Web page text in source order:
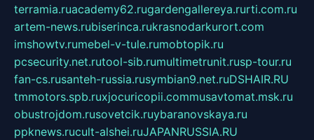
terramia.ruacademy62.rugardengallereya.rurti.com.ru
artem-news.rubiserinca.rukrasnodarkurort.com
imshowtv.rumebel-v-tule.rumobtopik.ru
pcsecurity.net.rutool-sib.rumultimetrunit.rusp-tour.ru
fan-cs.rusanteh-russia.rusymbian9.net.ruDSHAIR.RU
tmmotors.spb.ruxjocuricopii.commusavtomat.msk.ru
obustrojdom.rusovetcik.ruybaranovskaya.ru
ppknews.rucult-alshei.ruJAPANRUSSIA.RU